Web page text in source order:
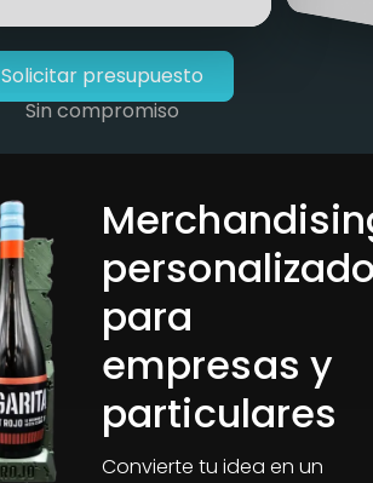
Solicitar presupuesto
Sin compromiso
para
empresas y
particulares
Convierte tu idea en un